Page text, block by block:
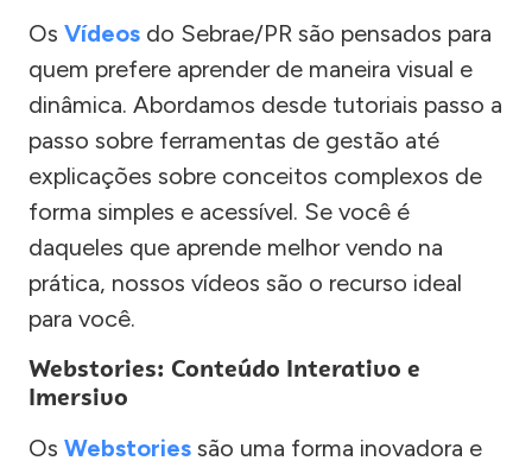
Os Vídeos do Sebrae/PR são pensados para
quem prefere aprender de maneira visual e
dinâmica. Abordamos desde tutoriais passo a
passo sobre ferramentas de gestão até
explicações sobre conceitos complexos de
forma simples e acessível. Se você é
daqueles que aprende melhor vendo na
prática, nossos vídeos são o recurso ideal
para você.
Webstories: Conteúdo Interativo e
Imersivo
Os Webstories são uma forma inovadora e